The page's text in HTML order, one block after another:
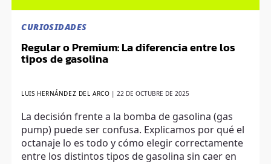
CURIOSIDADES
Regular o Premium: La diferencia entre los
tipos de gasolina
LUIS HERNÁNDEZ DEL ARCO |22 DE OCTUBRE DE 2025
La decisión frente a la bomba de gasolina (gas
pump) puede ser confusa. Explicamos por qué el
octanaje lo es todo y cómo elegir correctamente
entre los distintos tipos de gasolina sin caer en